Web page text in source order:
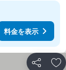
料金を表示
シェア お